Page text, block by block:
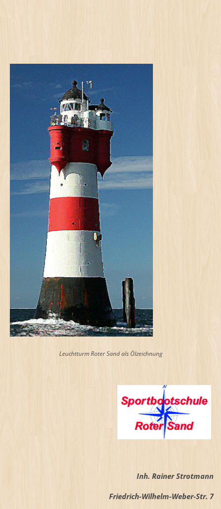
Leuchtturm Roter Sand als Ölzeichnung
Inh. Rainer Strotmann
Friedrich-Wilhelm-Weber-Str. 7